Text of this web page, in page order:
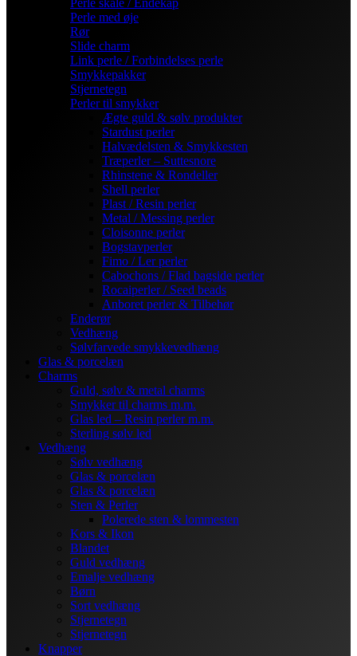
Perle skåle / Endekap
Perle med øje
Rør
Slide charm
Link perle / Forbindelses perle
Smykkepakker
Stjernetegn
Perler til smykker
Ægte guld & sølv produkter
Stardust perler
Halvædelsten & Smykkesten
Træperler – Suttesnore
Rhinstene & Rondeller
Shell perler
Plast / Resin perler
Metal / Messing perler
Cloisonne perler
Bogstavperler
Fimo / Ler perler
Cabochons / Flad bagside perler
Rocaiperler / Seed beads
Anboret perler & Tilbehør
Enderør
Vedhæng
Sølvfarvede smykkevedhæng
Glas & porcelæn
Charms
Guld, sølv & metal charms
Smykker til charms m.m.
Glas led – Resin perler m.m.
Sterling sølv led
Vedhæng
Sølv vedhæng
Glas & porcelæn
Glas & porcelæn
Sten & Perler
Polerede sten & lommesten
Kors & Ikon
Blandet
Guld vedhæng
Emalje vedhæng
Børn
Sort vedhæng
Stjernetegn
Stjernetegn
Knapper